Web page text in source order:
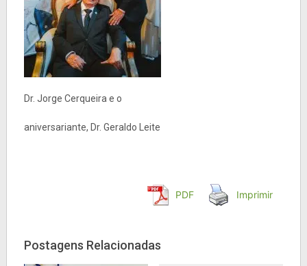
Dr. Jorge Cerqueira e o
aniversariante, Dr. Geraldo Leite
PDF Imprimir
Postagens Relacionadas